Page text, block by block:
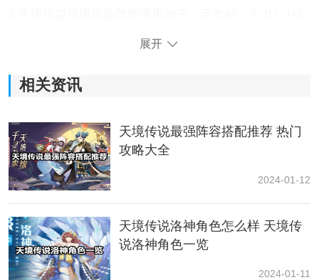
金身能极大的吸收损伤，并保全队友，天禄和无支祁的
的作用，再合作毕方的连杀收割。
2.天境传说灵境探险第4关阵型：妲己（主力）+洛神+千
叶蝶
前期pvp强力阵型，妲己的焚烧必暴才能，能瞬间迸发出
超高的单体损伤，洛神可以弥补部队群伤短板的一起，
为主C供给进犯增幅，千叶蝶供给初始和继续肝火恢，发
生接连开释肝火技术。
展开
相关资讯
天境传说最强阵容搭配推荐 热门
攻略大全
2024-01-12
天境传说洛神角色怎么样 天境传
说洛神角色一览
2024-01-11